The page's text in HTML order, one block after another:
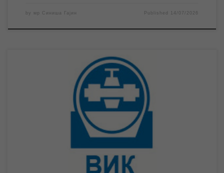
by мр Синиша Гајин Published 14/07/2026
Након завршетка радова Електродистрибуције на ремонту
трафостанице „Север“ и пуштања воде у мрежу, нешто после
12 часова успостављено је уредно водоснабдевање у целом
граду, осим на вишим спратовима појединих зграда где се
нормлизација водоснабдевања очекује до поноћи. Након
успешно завршених радова Електродистрибуције Зрењанин